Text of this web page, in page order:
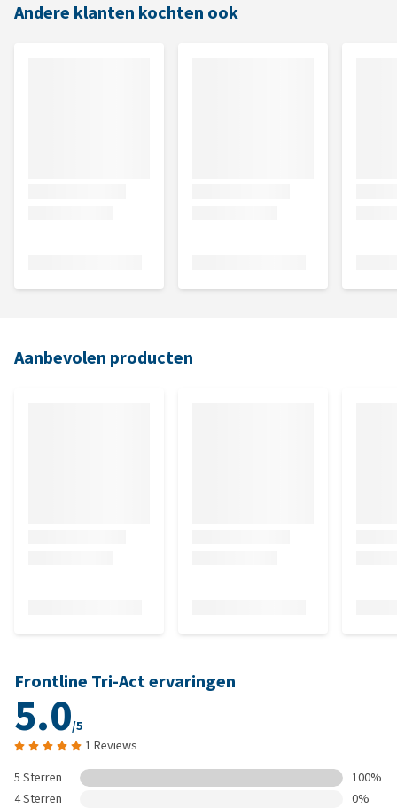
Andere klanten kochten ook
Aanbevolen producten
Frontline Tri-Act ervaringen
5.0/5
1 Reviews
5 Sterren
100%
4 Sterren
0%